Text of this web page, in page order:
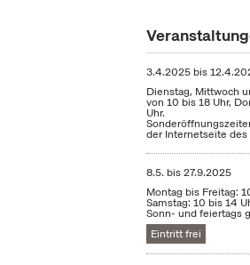
3.4.2025 bis
Dienstag, Mittwoch
von 10 bis 18 Uhr,
Uhr.
der Internetseite des
8.5. bis27.9.2025
Montag bis Freitag:
Samstag: 10 bis 14
Sonn- und feiertags
Eintritt frei